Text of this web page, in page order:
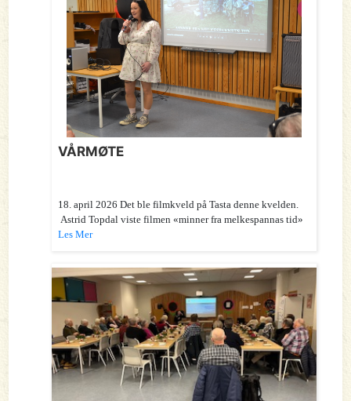
VÅRMØTE
18. april 2026 Det ble filmkveld på Tasta denne kvelden.
Astrid Topdal viste filmen «minner fra melkespannas tid»
Les Mer